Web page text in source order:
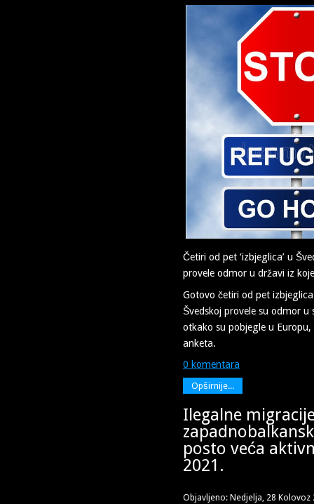
Četiri od pet ‘izbjeglica’ u
provele odmor u državi iz
Gotovo četiri od pet
Švedskoj provele su odmor u
otkako su pobjegle u
anketa.
0 komentara
Opširnije...
Ilegalne
posto veća
2021.
Objavljeno: Nedjelja, 28 Kolovoz